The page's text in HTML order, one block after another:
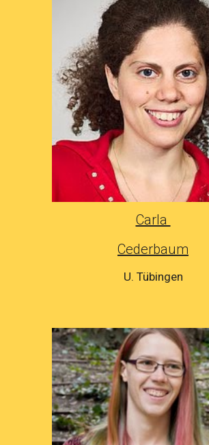
Carla
Cederbaum
U. Tübingen